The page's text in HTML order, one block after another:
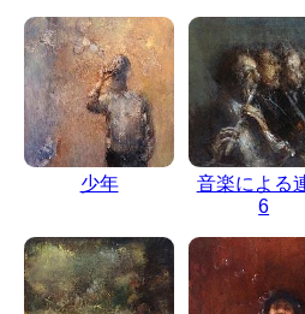
少年
音楽による
6